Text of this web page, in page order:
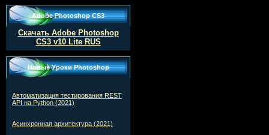
Adobe Photoshop CS3
Скачать Adobe Photoshop
CS3 v10 Lite RUS
Новые Уроки Photoshop
Автоматизация тестирования REST
API на Python (2021)
Асинхронная архитектура (2021)